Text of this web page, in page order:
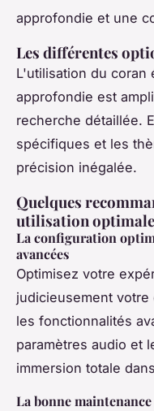
approfondie et une
Les différentes
L'utilisation du coran
approfondie est
recherche détaillée.
spécifiques et les
précision inégalée.
Quelques
utilisation
La configuration
avancées
Optimisez votre
judicieusement
les fonctionnalités
paramètres audio et
immersion totale
La bonne